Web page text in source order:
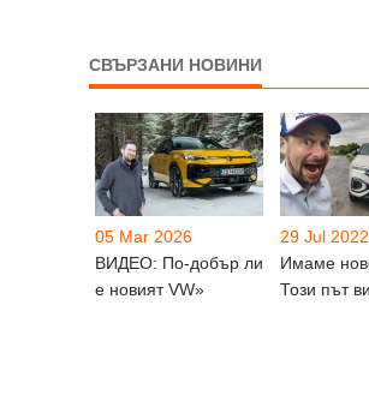
СВЪРЗАНИ НОВИНИ
05 Mar 2026
ВИДЕО: По-добър ли
е новият VW»
29 Jul 2022
Имаме
Този път